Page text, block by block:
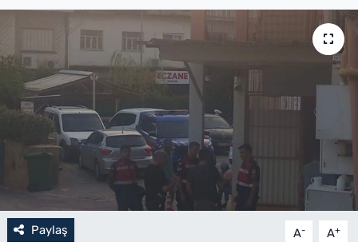
Paylaş A- A+